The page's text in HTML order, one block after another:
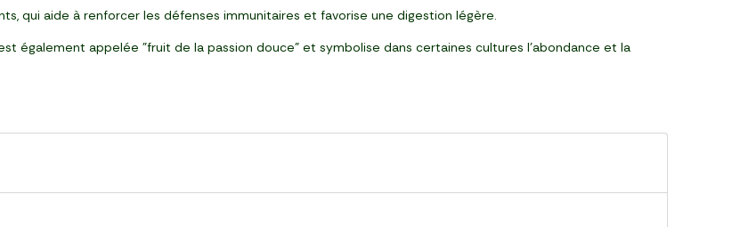
qui aide à renforcer les défenses immunitaires et favorise une digestion légère.
également appelée "fruit de la passion douce" et symbolise dans certaines cultures l’abondance et la